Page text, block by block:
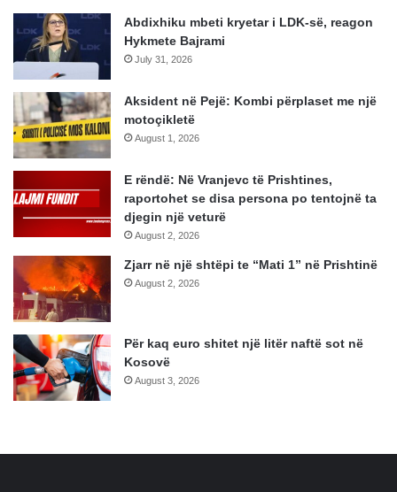
Abdixhiku mbeti kryetar i LDK-së, reagon
Hykmete Bajrami
July 31, 2026
Aksident në Pejë: Kombi përplaset me një
motoçikletë
August 1, 2026
E rëndë: Në Vranjevc të Prishtines,
raportohet se disa persona po tentojnë ta
djegin një veturë
August 2, 2026
Zjarr në një shtëpi te “Mati 1” në Prishtinë
August 2, 2026
Për kaq euro shitet një litër naftë sot në
Kosovë
August 3, 2026